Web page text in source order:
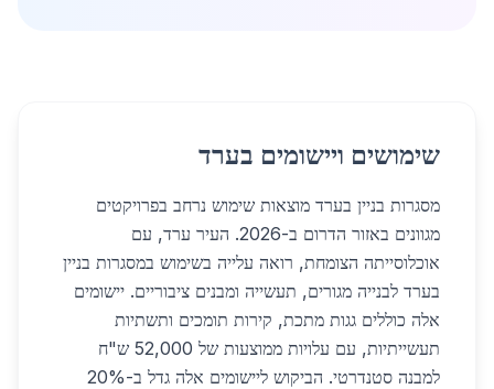
שימושים ויישומים בערד
מסגרות בניין בערד מוצאות שימוש נרחב בפרויקטים
מגוונים באזור הדרום ב-2026. העיר ערד, עם
אוכלוסייתה הצומחת, רואה עלייה בשימוש במסגרות בניין
בערד לבנייה מגורים, תעשייה ומבנים ציבוריים. יישומים
אלה כוללים גגות מתכת, קירות תומכים ותשתיות
תעשייתיות, עם עלויות ממוצעות של 52,000 ש"ח
למבנה סטנדרטי. הביקוש ליישומים אלה גדל ב-20%